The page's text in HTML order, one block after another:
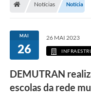
Transparência Pública
Notícias
Legislação
Renuncia de Receita
Notícias Notícia
MAI
26
26 MAI 2023
DEMUTRAN
escolas da rede